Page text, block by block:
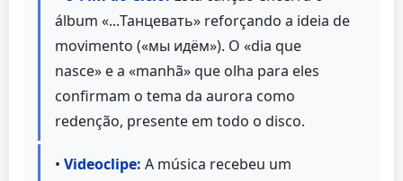
álbum «...Танцевать» reforçando a ideia de
movimento («мы идём»). O «dia que
nasce» e a «manhã» que olha para eles
confirmam o tema da aurora como
redenção, presente em todo o disco.
• Videoclipe: A música recebeu um